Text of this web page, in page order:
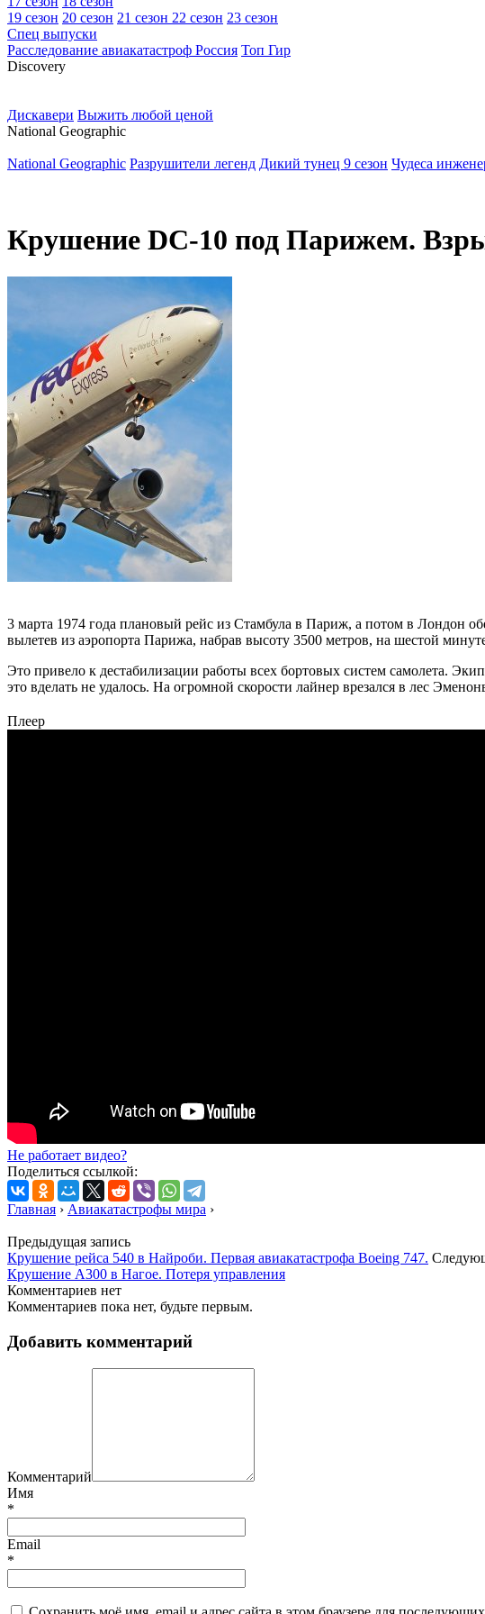
19 сезон 20 сезон 21 сезон 22 сезон 23 сезон
Спец выпуски
Расследование авиакатастроф Россия Топ Гир
Discovery
Дискавери Выжить любой ценой
National Geographic
National Geographic Разрушители легенд Дикий тунец 9 сезон Чудеса
Крушение DC-10 под Парижем.
3 марта 1974 года плановый рейс из Стамбула в Париж, а потом в Лондон
вылетев из аэропорта Парижа, набрав высоту 3500 метров, на шестой
Это привело к дестабилизации работы всех бортовых систем самолета.
это вделать не удалось. На огромной скорости лайнер врезался в лес
Плеер
Не работает видео?
Поделиться ссылкой:
Главная › Авиакатастрофы мира ›
Предыдущая запись
Крушение рейса 540 в Найроби. Первая авиакатастрофа Boeing 747.
Крушение A300 в Нагое. Потеря управления
Комментариев нет
Комментариев пока нет, будьте первым.
Добавить комментарий
Комментарий
Имя
*
Email
*